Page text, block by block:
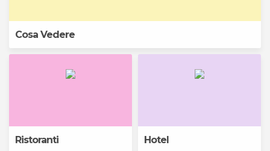
Cosa Vedere
Ristoranti Hotel